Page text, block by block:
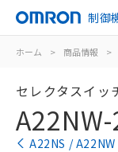
制御
ホーム > 商品情報 >
セレクタスイッ
A22NS /